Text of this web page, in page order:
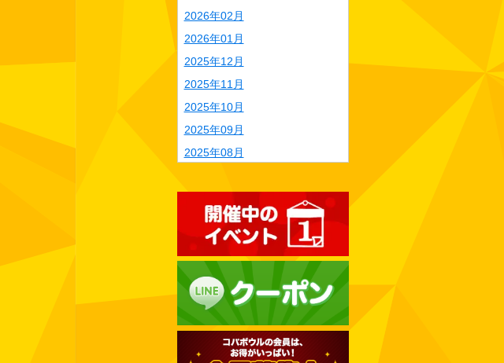
2026年02月
2026年01月
2025年12月
2025年11月
2025年10月
2025年09月
2025年08月
2025年05月
2025年04月
2025年03月
2025年02月
2025年01月
2024年12月
2024年11月